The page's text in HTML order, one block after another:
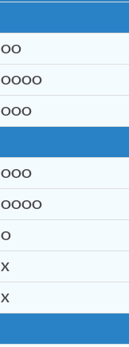
OO
OOOO
OOO
OOO
OOOO
O
X
X